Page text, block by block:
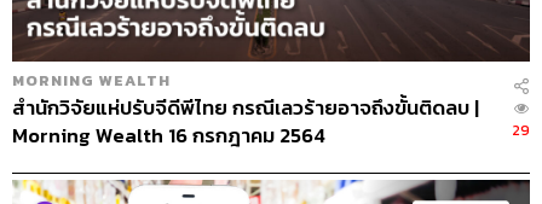
MORNING WEALTH
สำนักวิจัยแห่ปรับจีดีพีไทย กรณีเลวร้ายอาจถึงขั้นติดลบ |
Morning Wealth 16 กรกฎาคม 2564
29